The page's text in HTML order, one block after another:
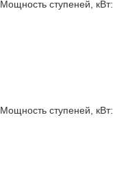
Мощность ступеней, кВт:
Мощность ступеней, кВт: